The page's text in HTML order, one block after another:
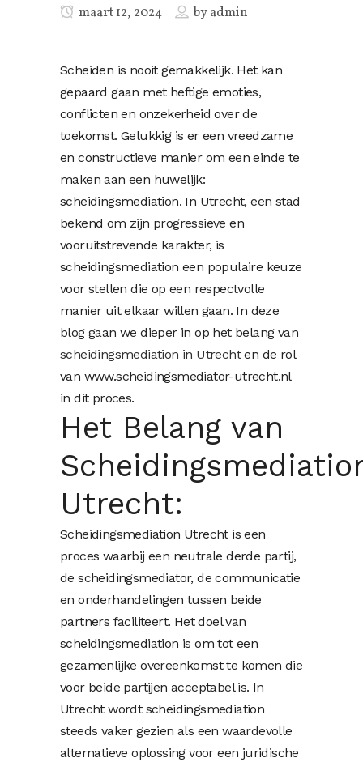
maart 12, 2024 byadmin
Scheiden is nooit gemakkelijk. Het kan
gepaard gaan met heftige emoties,
conflicten en onzekerheid over de
toekomst. Gelukkig is er een vreedzame
en constructieve manier om een einde te
maken aan een huwelijk:
scheidingsmediation. In Utrecht, een stad
bekend om zijn progressieve en
vooruitstrevende karakter, is
scheidingsmediation een populaire keuze
voor stellen die op een respectvolle
manier uit elkaar willen gaan. In deze
blog gaan we dieper in op het belang van
scheidingsmediation in Utrechten de rol
van www.scheidingsmediator-utrecht.nl
in dit proces.
Het Belang van
Utrecht:
Scheidingsmediation Utrecht is een
proces waarbij een neutrale derde partij,
de scheidingsmediator, de communicatie
en onderhandelingen tussen beide
partners faciliteert. Het doel van
scheidingsmediation is om tot een
gezamenlijke overeenkomst te komen die
voor beide partijen acceptabel is. In
Utrecht wordt scheidingsmediation
steeds vaker gezien als een waardevolle
alternatieve oplossing voor een juridische